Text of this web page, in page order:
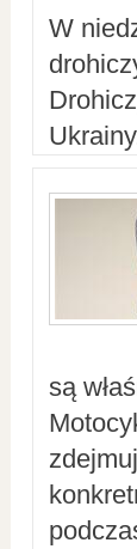
W
są